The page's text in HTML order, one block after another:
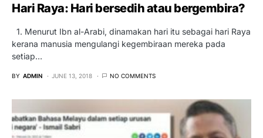
Hari Raya: Hari bersedih atau bergembira?
1. Menurut Ibn al-Arabi, dinamakan hari itu sebagai hari Raya
kerana manusia mengulangi kegembiraan mereka pada
setiap…
BY ADMIN JUNE 13, 2018 NO COMMENTS